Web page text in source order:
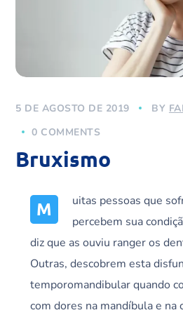
5 DE AGOSTO DE 2019 BY
0 COMMENTS
Bruxismo
M
uitas pessoas que
percebem sua
diz que as ouviu ranger os
Outras, descobrem esta
temporomandibular quando
com dores na mandíbula e na